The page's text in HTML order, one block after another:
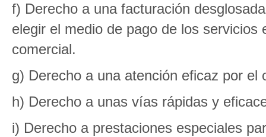
f) Derecho a una facturación
elegir el medio de pago de los
comercial.
g) Derecho a una atención eficaz por el
h) Derecho a unas vías rápidas y
i) Derecho a prestaciones especiales